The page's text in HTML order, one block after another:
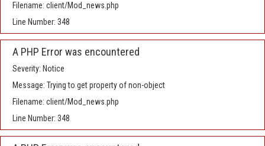
Filename: client/Mod_news.php
Line Number: 348
A PHP Error was encountered
Severity: Notice
Message: Trying to get property of non-object
Filename: client/Mod_news.php
Line Number: 348